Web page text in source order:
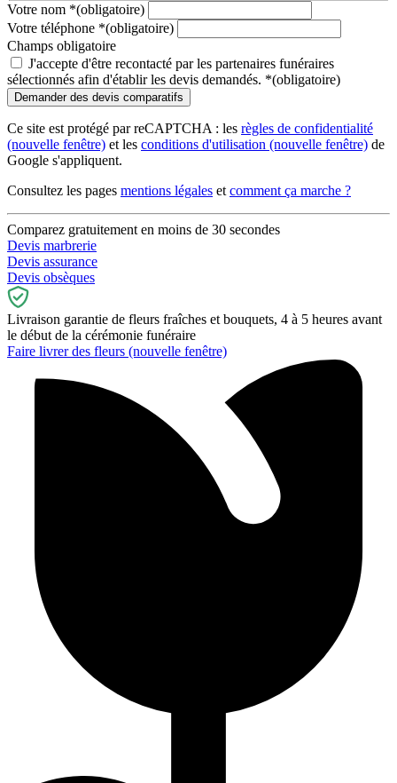
Votre nom *(obligatoire)
Votre téléphone *(obligatoire)
Champs obligatoire
J'accepte d'être recontacté par les partenaires funéraires
sélectionnés afin d'établir les devis demandés. *(obligatoire)
Ce site est protégé par reCAPTCHA : les règles de confidentialité
(nouvelle fenêtre) et les conditions d'utilisation (nouvelle fenêtre) de
Google s'appliquent.
Consultez les pages mentions légales et comment ça marche ?
Comparez gratuitement en moins de 30 secondes
Devis marbrerie
Devis assurance
Devis obsèques
Livraison garantie de fleurs fraîches et bouquets, 4 à 5 heures avant
le début de la cérémonie funéraire
Faire livrer des fleurs (nouvelle fenêtre)